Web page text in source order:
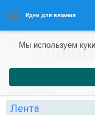
Идеи для вязания
Профиль
Лента
Мы используем